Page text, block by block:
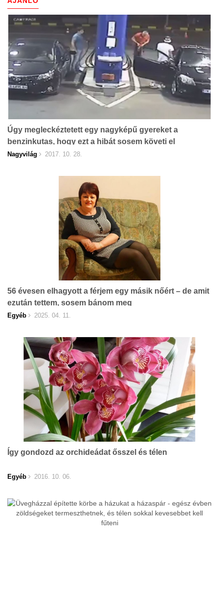
Úgy megleckéztetett egy nagyképű gyereket a
benzinkutas, hogy ezt a hibát sosem követi el
mégegyszer!
Nagyvilág 2017. 10. 28.
56 évesen elhagyott a férjem egy másik nőért – de amit
ezután tettem, sosem bánom meg
Egyéb 2025. 04. 11.
Így gondozd az orchideádat ősszel és télen
Egyéb 2016. 10. 06.